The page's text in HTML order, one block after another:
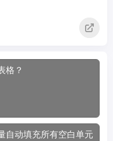
格？
自动填充所有空白单元